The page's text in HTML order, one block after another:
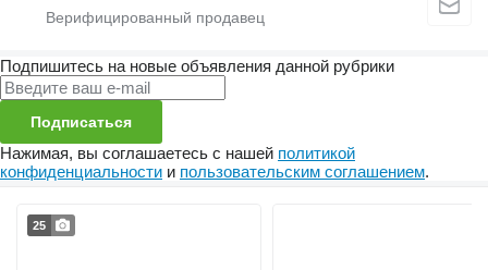
Подпишитесь на новые объявления данной рубрики
Подписаться
Нажимая, вы соглашаетесь с нашей политикой
конфиденциальности и пользовательским соглашением.
25